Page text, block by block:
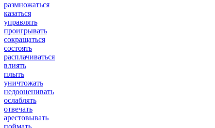
размножаться
казаться
управлять
проигрывать
сокращаться
состоять
расплачиваться
влиять
плыть
уничтожать
недооценивать
ослаблять
отвечать
арестовывать